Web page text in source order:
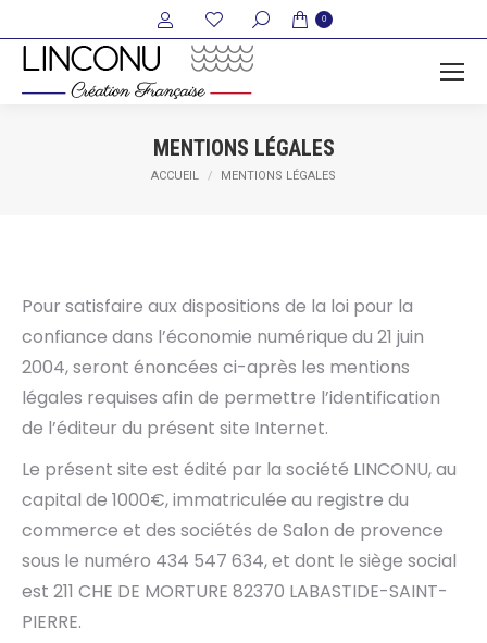
Recherche
:
0
MENTIONS LÉGALES
Vous êtes ici :
ACCUEIL MENTIONS LÉGALES
Pour satisfaire aux dispositions de la loi pour la
confiance dans l’économie numérique du 21 juin
2004, seront énoncées ci-après les mentions
légales requises afin de permettre l’identification
de l’éditeur du présent site Internet.
Le présent site est édité par la société LINCONU, au
capital de 1000€, immatriculée au registre du
commerce et des sociétés de Salon de provence
sous le numéro 434 547 634, et dont le siège social
est 211 CHE DE MORTURE 82370 LABASTIDE-SAINT-
PIERRE.